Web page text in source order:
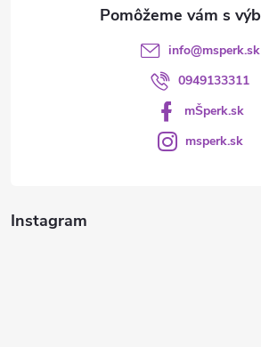
Instagram
info@msperk.sk
0949133311
mŠperk.sk
msperk.sk